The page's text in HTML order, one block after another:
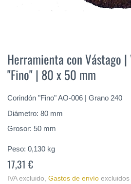
comienzo
de
la
de
imágenes
Herramienta con Vástago
"Fino" | 80 x 50 mm
Corindón "Fino" AO-006 | Grano 240
Diámetro: 80 mm
Grosor: 50 mm
Peso: 0,130 kg
17,31 €
IVA excluido, Gastos de envío excluidos